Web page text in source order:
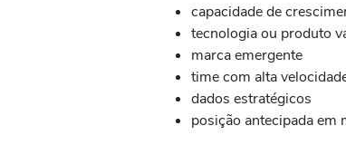
capacidade de
tecnologia ou produto
marca emergente
time com alta
dados estratégicos
posição antecipada em